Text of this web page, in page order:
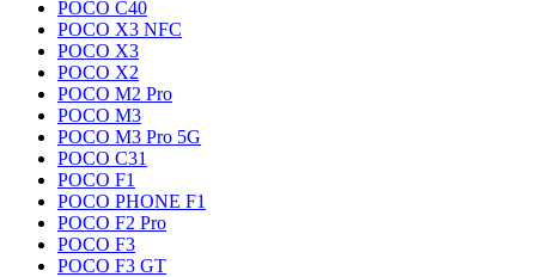
POCO C40
POCO X3 NFC
POCO X3
POCO X2
POCO M2 Pro
POCO M3
POCO M3 Pro 5G
POCO C31
POCO F1
POCO PHONE F1
POCO F2 Pro
POCO F3
POCO F3 GT